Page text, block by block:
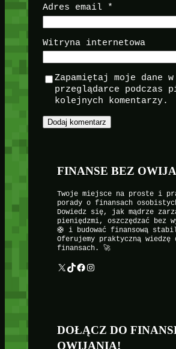
Adres email *
Witryna internetowa
Zapamiętaj moje dane
przeglądarce podczas
kolejnych komentarzy.
FINANSE BEZ
Twoje miejsce na proste i
porady o finansach
Dowiedz się, jak mądrze
pieniędzmi, oszczędzać bez
🛟 i budować finansową
Oferujemy praktyczną wiedzę
finansach. 🚀
X TikTok Facebook Instagram
DOŁĄCZ DO
OWIJANIA!